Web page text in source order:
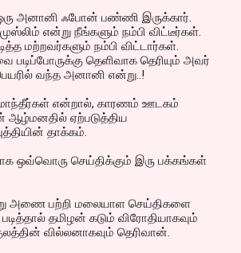
அனானி ஃபோன் பண்ணி இருக்கார்.
என்று நீங்களும் நம்பி விட்டீர்கள்.
மற்றவர்களும் நம்பி விட்டார்கள்.
படிப்போருக்கு தெளிவாக தெரியும் அவர்
வந்த அனானி என்று..!
என்றால், காரணம் ஊடகம்
ஆழ்மனதில் ஏற்படுத்திய
தாக்கம்.
ஒவ்வொரு செய்திக்கும் இரு பக்கங்கள்
அணை பற்றி மலையாள செய்திகளை
தமிழன் கடும் விரோதியாகவும்
வில்லனாகவும் தெரிவான்.